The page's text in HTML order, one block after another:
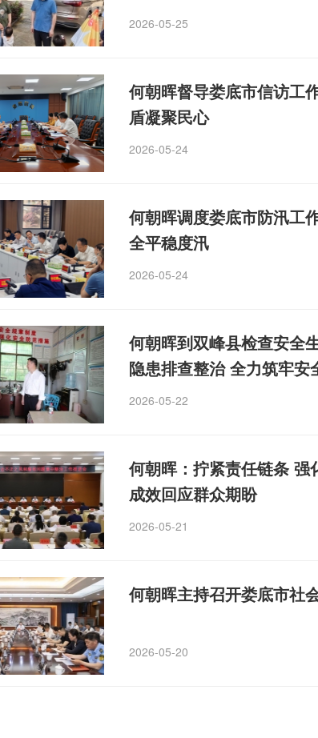
2026-05-25
何朝晖督导娄底市信访工
盾凝聚民心
2026-05-24
何朝晖调度娄底市防汛工
全平稳度汛
2026-05-24
何朝晖到双峰县检查安全
隐患排查整治 全力筑牢安
2026-05-22
何朝晖：拧紧责任链条
成效回应群众期盼
2026-05-21
何朝晖主持召开娄底市社
2026-05-20